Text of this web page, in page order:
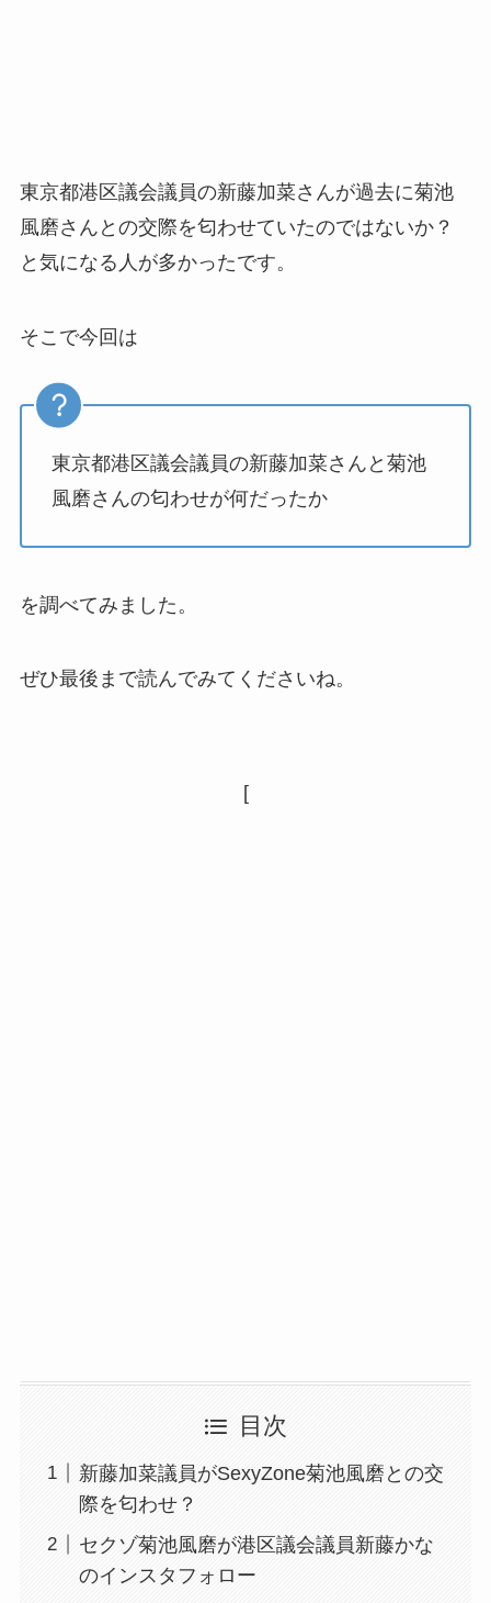
東京都港区議会議員の新藤加菜さんが過去に菊池
風磨さんとの交際を匂わせていたのではないか？
と気になる人が多かったです。
そこで今回は
東京都港区議会議員の新藤加菜さんと菊池
風磨さんの匂わせが何だったか
を調べてみました。
ぜひ最後まで読んでみてくださいね。
[
目次
新藤加菜議員がSexyZone菊池風磨との交
際を匂わせ？
セクゾ菊池風磨が港区議会議員新藤かな
のインスタフォロー